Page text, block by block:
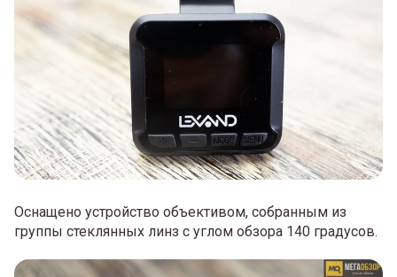
Оснащено устройство объективом, собранным из
группы стеклянных линз с углом обзора 140 градусов.